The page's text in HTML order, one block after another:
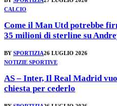
CALCIO
Come il Man Utd potrebbe
35 milioni di sterline su
BY SPORTIZIA26 LUGLIO 2026
NOTIZIE SPORTIVE
AS – Inter, Il Real Madrid
chiesta per cederlo